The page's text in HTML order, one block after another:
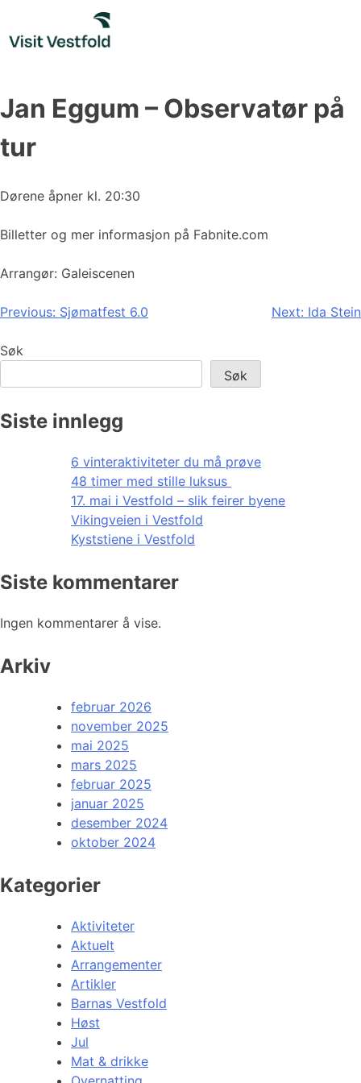
content
Jan Eggum – Observatør på
tur
Dørene åpner kl. 20:30
Billetter og mer informasjon på Fabnite.com
Arrangør: Galeiscenen
Innleggsnavigasjon
Previous: Sjømatfest 6.0 Next: Ida Stein
Søk
Søk
Siste innlegg
6 vinteraktiviteter du må prøve
48 timer med stille luksus
17. mai i Vestfold – slik feirer byene
Vikingveien i Vestfold
Kyststiene i Vestfold
Siste kommentarer
Ingen kommentarer å vise.
Arkiv
februar 2026
november 2025
mai 2025
mars 2025
februar 2025
januar 2025
desember 2024
oktober 2024
Kategorier
Aktiviteter
Aktuelt
Arrangementer
Artikler
Barnas Vestfold
Høst
Jul
Mat & drikke